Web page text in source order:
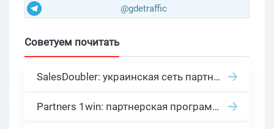
@gdetraffic
Советуем почитать
SalesDoubler: украинская сеть партнерских программ с оплатой за действие
Partners 1win: партнерская программа казино в нише гемблинг арбитраж